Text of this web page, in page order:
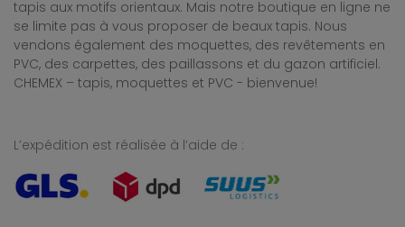
tapis aux motifs orientaux. Mais notre boutique en ligne ne
se limite pas à vous proposer de beaux tapis. Nous
vendons également des moquettes, des revêtements en
PVC, des carpettes, des paillassons et du gazon artificiel.
CHEMEX – tapis, moquettes et PVC - bienvenue!
L’expédition est réalisée à l’aide de :